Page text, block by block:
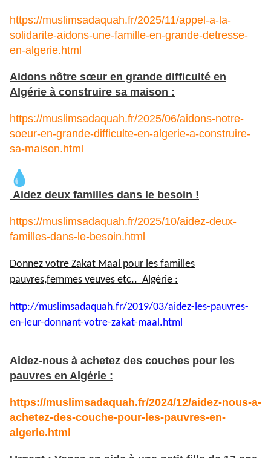
https://muslimsadaquah.fr/2025/11/appel-a-la-
solidarite-aidons-une-famille-en-grande-detresse-
en-algerie.html
Aidons nôtre sœur en grande difficulté en
Algérie à construire sa maison :
https://muslimsadaquah.fr/2025/06/aidons-notre-
soeur-en-grande-difficulte-en-algerie-a-construire-
sa-maison.html
Aidez deux familles dans le besoin !
https://muslimsadaquah.fr/2025/10/aidez-deux-
familles-dans-le-besoin.html
Donnez votre Zakat Maal pour les familles
pauvres,femmes veuves etc.. Algérie :
http://muslimsadaquah.fr/2019/03/aidez-les-pauvres-
en-leur-donnant-votre-zakat-maal.html
Aidez-nous à achetez des couches pour les
pauvres en Algérie :
https://muslimsadaquah.fr/2024/12/aidez-nous-a-
achetez-des-couche-pour-les-pauvres-en-
algerie.html